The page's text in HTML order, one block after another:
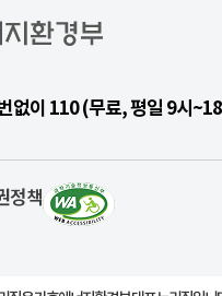
없이 110 (무료, 평일 9시
정책